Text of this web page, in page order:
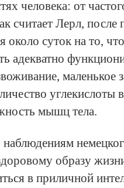
человека: от
считает Лерл, после
около суток на то,
адекватно
маленькое
углекислоты
мышц тела.
образу
в приличной